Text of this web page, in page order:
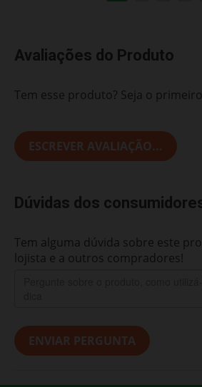
Avaliações do Produto
Tem esse produto? Seja o
ESCREVER AVALIAÇÃO...
Dúvidas dos
Tem alguma dúvida sobre este
lojista e a outros compradores!
ENVIAR PERGUNTA